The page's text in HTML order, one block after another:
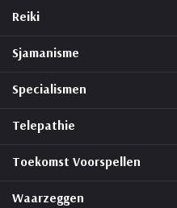
Reiki
Sjamanisme
Specialismen
Telepathie
Toekomst Voorspellen
Waarzeggen